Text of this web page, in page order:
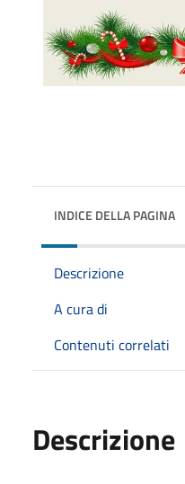
INDICE DELLA PAGINA
Descrizione
A cura di
Contenuti correlati
Descrizione